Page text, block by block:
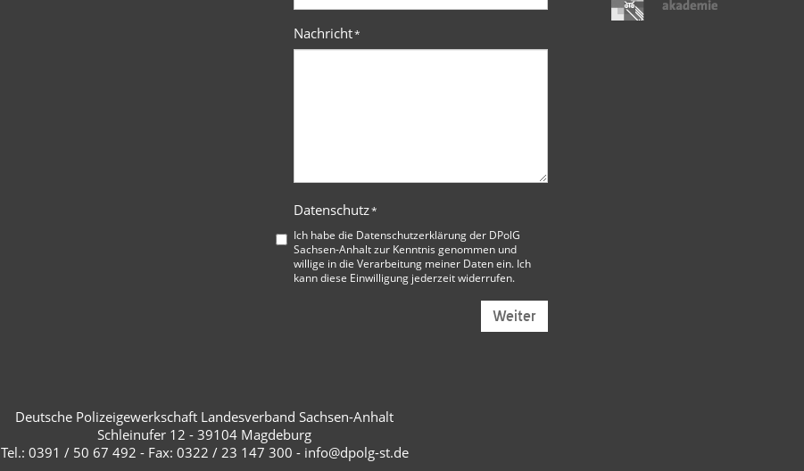
Nachricht*
Datenschutz*
Ich habe die Datenschutzerklärung der DPolG
Sachsen-Anhaltzur Kenntnis genommen und
willige in die Verarbeitung meiner Daten ein. Ich
kann diese Einwilligung jederzeit widerrufen.
Weiter
Deutsche Polizeigewerkschaft Landesverband Sachsen-Anhalt
Schleinufer 12 - 39104 Magdeburg
Tel.: 0391 / 50 67 492 - Fax: 0322 / 23 147 300 - info@dpolg-st.de